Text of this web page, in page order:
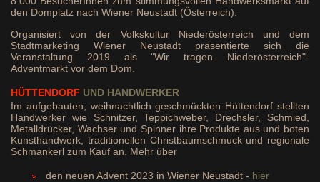
den Domplatz nach Wiener Neustadt (Österreich).
Organisiert von der Volkskultur Niederösterreich und dem
Stadtmarketing Wiener Neustadt präsentierte sich die
Veranstaltung 2019 als "Wir tragen Niederösterreich"-
Adventmarkt vor dem Dom.
HÜTTENDORF UND HANDWERKER
Im aufgebauten, weihnachtlich geschmückten Hüttendorf stellten
Handwerker wie Schnitzer, Teppichweber, Drechsler, Schmied,
Metalldrücker, Wachser und Spinner ihre Produkte aus und boten
Kunsthandwerk, traditionellen Christbaumschmuck und regionale
Schmankerl zum Kauf an. Mehr über
den neuen Advent 2023 in Wiener Neustadt - hier